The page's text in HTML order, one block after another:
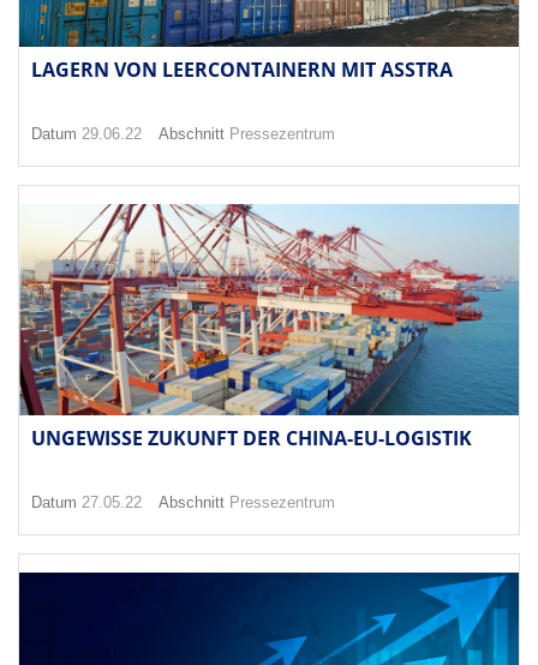
LAGERN VON LEERCONTAINERN MIT ASSTRA
Datum 29.06.22 Abschnitt Pressezentrum
UNGEWISSE ZUKUNFT DER CHINA-EU-LOGISTIK
Datum 27.05.22 Abschnitt Pressezentrum